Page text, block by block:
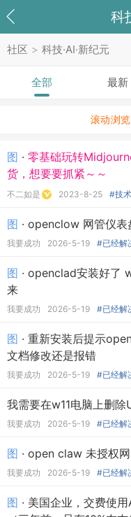
科
社区 > 科技·AI·新纪元
全部 最新
滚动浏
图 · 零基础玩转
货，想要要抓紧～～
不二如是 2023-8-25 #技
图 · openclow 网管仪
我要成功 2026-5-19 #已经解
图 · openclad安装好了
来
我要成功 2026-5-19 #已经解
图 · 重新安装后提示
文档修改还是报错
我要成功 2026-5-19 #已经解
我需要在w11电脑上删
我要成功 2026-5-19 #已经解
图 · open claw 未授权
我要成功 2026-5-19 #已经解
图 · 美国企业，交费使